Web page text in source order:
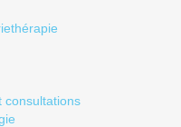
consultations